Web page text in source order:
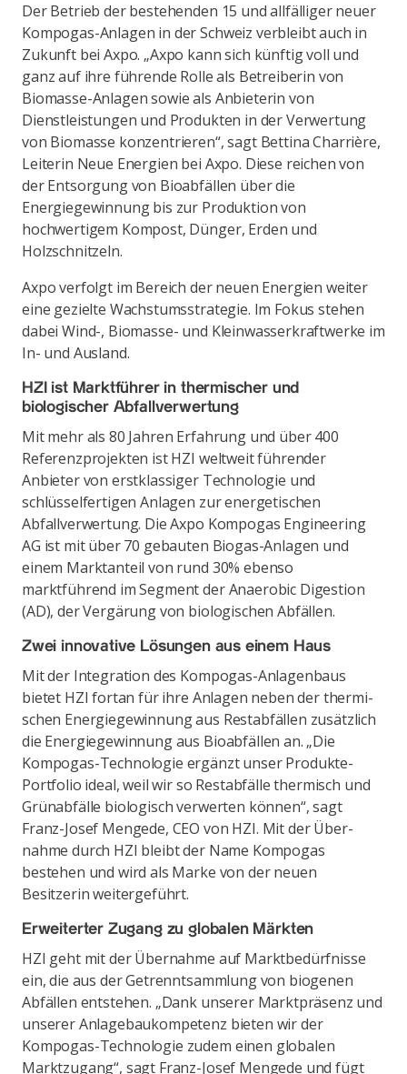
Der Betrieb der bestehenden 15 und allfälliger neuer
Kompogas-Anlagen in der Schweiz verbleibt auch in
Zukunft bei Axpo. „Axpo kann sich künftig voll und
ganz auf ihre führende Rolle als Betreiberin von
Biomasse-Anlagen sowie als Anbieterin von
Dienstleistungen und Produkten in der Verwertung
von Biomasse konzentrieren“, sagt Bettina Charrière,
Leiterin Neue Energien bei Axpo. Diese reichen von
der Entsorgung von Bioabfällen über die
Energiegewinnung bis zur Produktion von
hochwertigem Kompost, Dünger, Erden und
Holzschnitzeln.
Axpo verfolgt im Bereich der neuen Energien weiter
eine gezielte Wachstumsstrategie. Im Fokus stehen
dabei Wind-, Biomasse- und Kleinwasserkraftwerke im
In- und Ausland.
HZI ist Marktführer in thermischer und
biologischer Abfallverwertung
Mit mehr als 80 Jahren Erfahrung und über 400
Referenzprojekten ist HZI weltweit führender
Anbieter von erstklassiger Technologie und
schlüsselfertigen Anlagen zur energetischen
Abfallverwertung. Die Axpo Kompogas Engineering
AG ist mit über 70 gebauten Biogas-Anlagen und
einem Marktanteil von rund 30% ebenso
marktführend im Segment der Anaerobic Digestion
(AD), der Vergärung von biologischen Abfällen.
Zwei innovative Lösungen aus einem Haus
Mit der Integration des Kompogas-Anlagenbaus
bietet HZI fortan für ihre Anlagen neben der thermi-
schen Energiegewinnung aus Restabfällen zusätzlich
die Energiegewinnung aus Bioabfällen an. „Die
Kompogas-Technologie ergänzt unser Produkte-
Portfolio ideal, weil wir so Restabfälle thermisch und
Grünabfälle biologisch verwerten können“, sagt
Franz-Josef Mengede, CEO von HZI. Mit der Über-
nahme durch HZI bleibt der Name Kompogas
bestehen und wird als Marke von der neuen
Besitzerin weitergeführt.
Erweiterter Zugang zu globalen Märkten
HZI geht mit der Übernahme auf Marktbedürfnisse
ein, die aus der Getrenntsammlung von biogenen
Abfällen entstehen. „Dank unserer Marktpräsenz und
unserer Anlagebaukompetenz bieten wir der
Kompogas-Technologie zudem einen globalen
Marktzugang“, sagt Franz-Josef Mengede und fügt